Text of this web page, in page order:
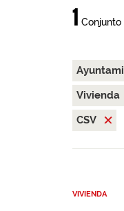
1
Vivienda
CSV
VIVIENDA